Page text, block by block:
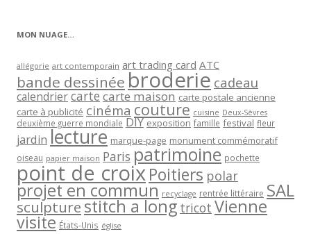
MON NUAGE…
allégorie art contemporain art trading card ATC
bande dessinée broderie cadeau
calendriercartecarte maison carte postale ancienne
carte à publicité cinéma couture cuisine Deux-Sèvres
deuxième guerre mondiale DIY exposition famille festival fleur
jardin lecture marque-page monument commémoratif
oiseau papier maison Paris patrimoine pochette
point de croixPoitiers polar
projet en commun recyclage rentrée littéraire SAL
sculpturestitch a long tricot Vienne
visite États-Unis église